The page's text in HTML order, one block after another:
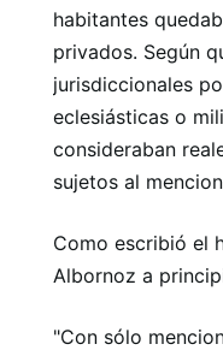
habitantes
privados. Según
jurisdiccionales
eclesiásticas o
consideraban
sujetos al
Como escribió el
Albornoz a
"Con sólo